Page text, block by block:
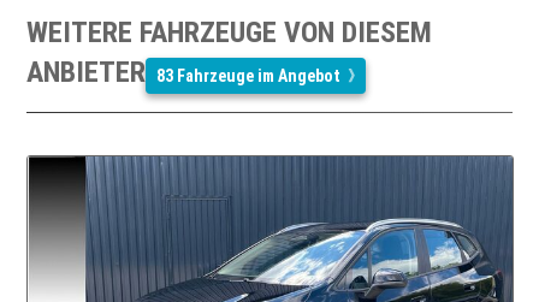
WEITERE FAHRZEUGE VON DIESEM
ANBIETER 83 Fahrzeuge im Angebot